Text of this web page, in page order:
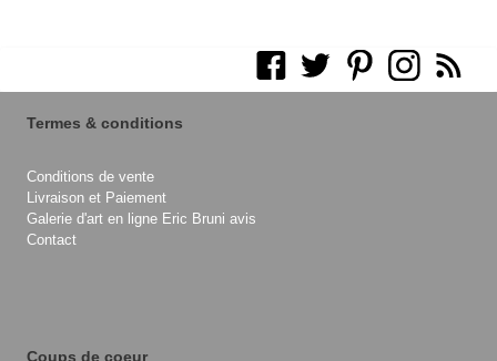
Termes & conditions
Conditions de vente
Livraison et Paiement
Galerie d'art en ligne Eric Bruni avis
Contact
Coups de coeur